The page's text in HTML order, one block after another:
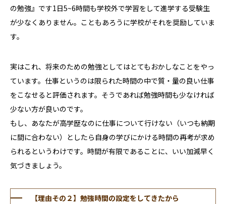
の勉強』です1日5~6時間も学校外で学習をして進学する受験生
が少なくありません。こともあろうに学校がそれを奨励していま
す。
実はこれ、将来のための勉強としてはとてもおかしなことをやっ
ています。仕事というのは限られた時間の中で質・量の良い仕事
をこなせると評価されます。そうであれば勉強時間も少なければ
少ない方が良いのです。
もし、あなたが高学歴なのに仕事について行けない（いつも納期
に間に合わない）としたら自身の学びにかける時間の再考が求め
られるというわけです。時間が有限であることに、いい加減早く
気づきましょう。
【理由その２】勉強時間の設定をしてきたから